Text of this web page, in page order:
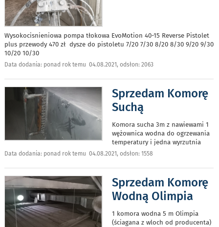
Wysokocisnieniowa pompa tłokowa EvoMotion 40-15 Reverse Pistolet
plus przewody 470 zł dysze do pistoletu 7/20 7/30 8/20 8/30 9/20 9/30
10/20 10/30
Data dodania: ponad rok temu 04.08.2021, odsłon: 2063
Sprzedam Komorę
Suchą
Komora sucha 3m z nawiewami 1
wężownica wodna do ogrzewania
temperatury i jedna wyrzutnia
Data dodania: ponad rok temu 04.08.2021, odsłon: 1558
Sprzedam Komorę
Wodną Olimpia
1 komora wodna 5 m Olimpia
(ściagana z wloch od producenta)